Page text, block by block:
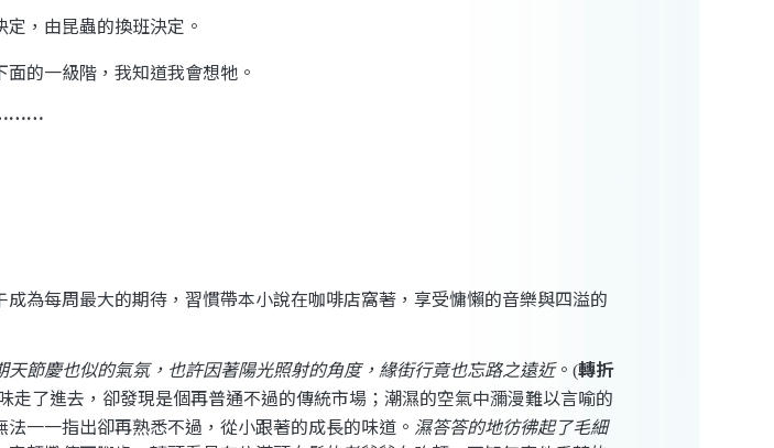
，由昆蟲的換班決定。
的一級階，我知道我會想牠。
為每周最大的期待，習慣帶本小說在咖啡店窩著，享受慵懶的音樂與四溢的
天節慶也似的氣氛，也許因著陽光照射的角度，緣街行竟也忘路之遠近。(轉折
走了進去， 卻發現是個再普通不過的傳統市場；潮濕的空氣中瀰漫難以言喻的
一一指出卻再熟悉不過，從小跟著的成長的味道。 濕答答的地彷彿起了毛細